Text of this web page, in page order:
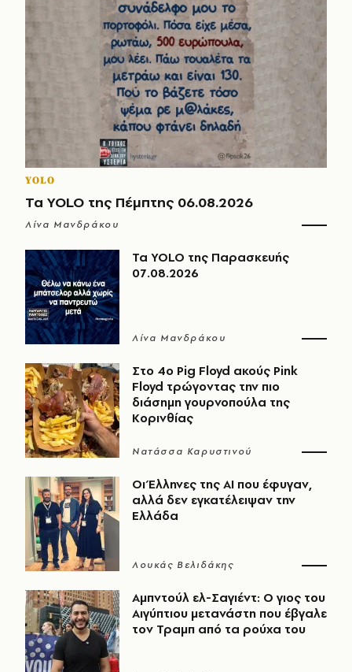
YOLO
Τα YOLO της Πέμπτης 06.08.2026
Λίνα Μανδράκου
Τα YOLO της Παρασκευής
07.08.2026
Λίνα Μανδράκου
Στο 4ο Pig Floyd ακούς Pink
Floyd τρώγοντας την πιο
διάσημη γουρνοπούλα της
Κορινθίας
Νατάσσα Καρυστινού
Οι Έλληνες της ΑΙ που έφυγαν,
αλλά δεν εγκατέλειψαν την
Ελλάδα
Λουκάς Βελιδάκης
Αμπντούλ ελ-Σαγιέντ: Ο γιος του
Αιγύπτιου μετανάστη που έβγαλε
τον Τραμπ από τα ρούχα του